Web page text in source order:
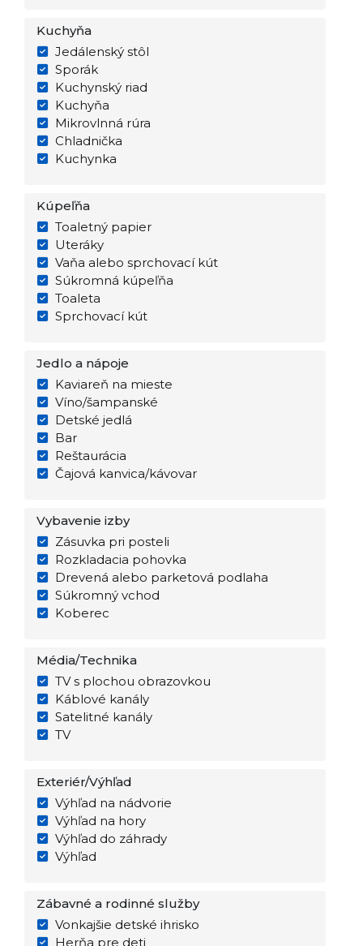
Kuchyňa
Jedálenský stôl
Sporák
Kuchynský riad
Kuchyňa
Mikrovlnná rúra
Chladnička
Kuchynka
Kúpeľňa
Toaletný papier
Uteráky
Vaňa alebo sprchovací kút
Súkromná kúpeľňa
Toaleta
Sprchovací kút
Jedlo a nápoje
Kaviareň na mieste
Víno/šampanské
Detské jedlá
Bar
Reštaurácia
Čajová kanvica/kávovar
Vybavenie izby
Zásuvka pri posteli
Rozkladacia pohovka
Drevená alebo parketová podlaha
Súkromný vchod
Koberec
Média/Technika
TV s plochou obrazovkou
Káblové kanály
Satelitné kanály
TV
Exteriér/Výhľad
Výhľad na nádvorie
Výhľad na hory
Výhľad do záhrady
Výhľad
Zábavné a rodinné služby
Vonkajšie detské ihrisko
Herňa pre deti